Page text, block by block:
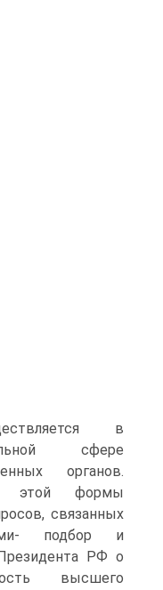
в
сфере
органов.
этой формы
связанных
подбор и
РФ о
высшего